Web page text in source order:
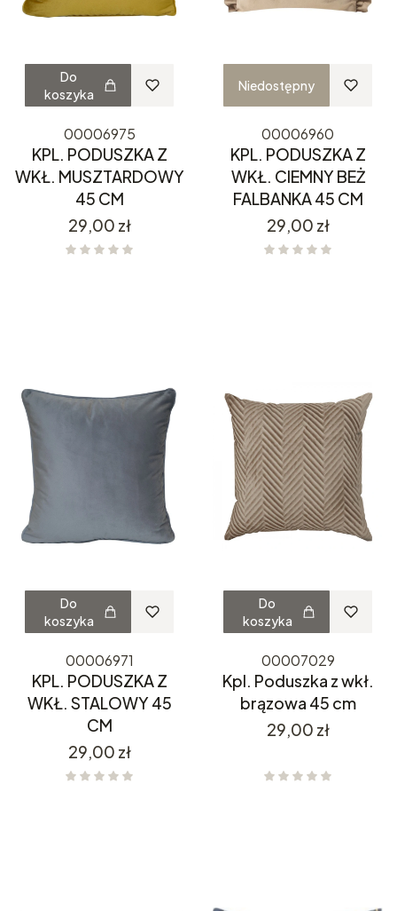
Do
koszyka
00006975
KPL. PODUSZKA Z
WKŁ. MUSZTARDOWY
45 CM
Cena
29,00 zł
Niedostępny
00006960
KPL. PODUSZKA Z
WKŁ. CIEMNY BEŻ
FALBANKA 45 CM
Cena
29,00 zł
Do
koszyka
00006971
KPL. PODUSZKA Z
WKŁ. STALOWY 45
CM
Cena
29,00 zł
Do
koszyka
00007029
Kpl. Poduszka z wkł.
brązowa 45 cm
Cena
29,00 zł